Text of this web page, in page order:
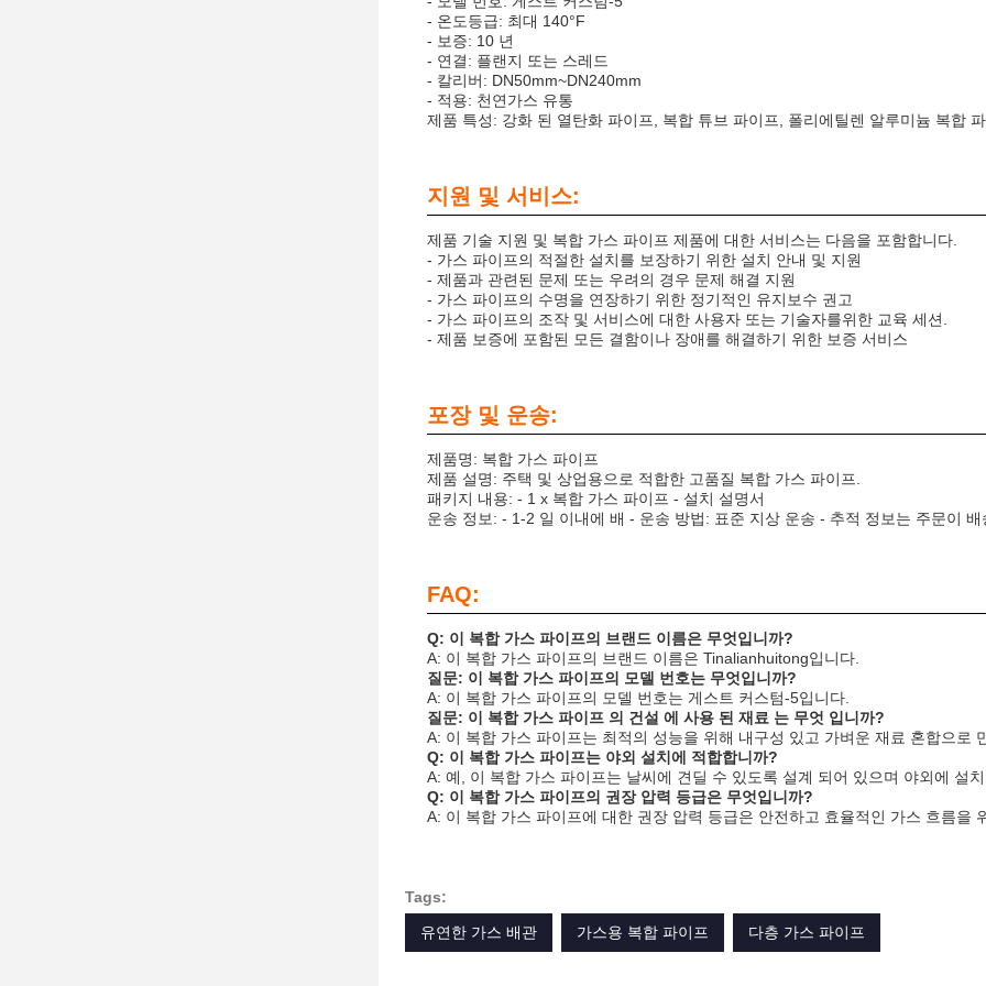
- 온도등급: 최대 140°F
- 보증: 10 년
- 연결: 플랜지 또는 스레드
- 칼리버: DN50mm~DN240mm
- 적용: 천연가스 유통
제품 특성: 강화 된 열탄화 파이프, 복합 튜브 파이프, 폴리에틸렌 알루미늄 복합
지원 및 서비스:
제품 기술 지원 및 복합 가스 파이프 제품에 대한 서비스는 다음을 포함합니다.
- 가스 파이프의 적절한 설치를 보장하기 위한 설치 안내 및 지원
- 제품과 관련된 문제 또는 우려의 경우 문제 해결 지원
- 가스 파이프의 수명을 연장하기 위한 정기적인 유지보수 권고
- 가스 파이프의 조작 및 서비스에 대한 사용자 또는 기술자를위한 교육 세션.
- 제품 보증에 포함된 모든 결함이나 장애를 해결하기 위한 보증 서비스
포장 및 운송:
제품명: 복합 가스 파이프
제품 설명: 주택 및 상업용으로 적합한 고품질 복합 가스 파이프.
패키지 내용: - 1 x 복합 가스 파이프 - 설치 설명서
운송 정보: - 1-2 일 이내에 배 - 운송 방법: 표준 지상 운송 - 추적 정보는 주문이
FAQ:
Q: 이 복합 가스 파이프의 브랜드 이름은 무엇입니까?
A: 이 복합 가스 파이프의 브랜드 이름은 Tinalianhuitong입니다.
질문: 이 복합 가스 파이프의 모델 번호는 무엇입니까?
A: 이 복합 가스 파이프의 모델 번호는 게스트 커스텀-5입니다.
질문: 이 복합 가스 파이프 의 건설 에 사용 된 재료 는 무엇 입니까?
A: 이 복합 가스 파이프는 최적의 성능을 위해 내구성 있고 가벼운 재료 혼합으로
Q: 이 복합 가스 파이프는 야외 설치에 적합합니까?
A: 예, 이 복합 가스 파이프는 날씨에 견딜 수 있도록 설계 되어 있으며 야외에 설
Q: 이 복합 가스 파이프의 권장 압력 등급은 무엇입니까?
A: 이 복합 가스 파이프에 대한 권장 압력 등급은 안전하고 효율적인 가스 흐름을
Tags:
유연한 가스 배관
가스용 복합 파이프 다층 가스 파이프